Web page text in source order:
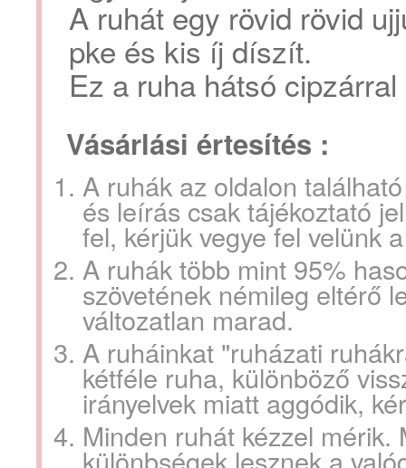
A ruhát egy rövid rövid
pke és kis íj díszít.
Ez a ruha hátsó
Vásárlási értesítés :
A ruhák az oldalon
és leírás csak tájékoztató
fel, kérjük vegye fel velünk
A ruhák több mint 95%
szövetének némileg eltérő
változatlan marad.
A ruháinkat "ruházati
kétféle ruha, különböző
irányelvek miatt aggódik,
Minden ruhát kézzel
különbségek lesznek a